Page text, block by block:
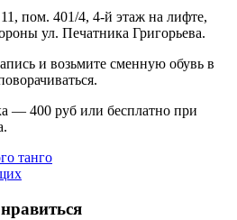
пом. 401/4, 4-й этаж на лифте,
ул. Печатника Григорьева.
и возьмите сменную обувь в
— 400 руб или бесплатно при
танго